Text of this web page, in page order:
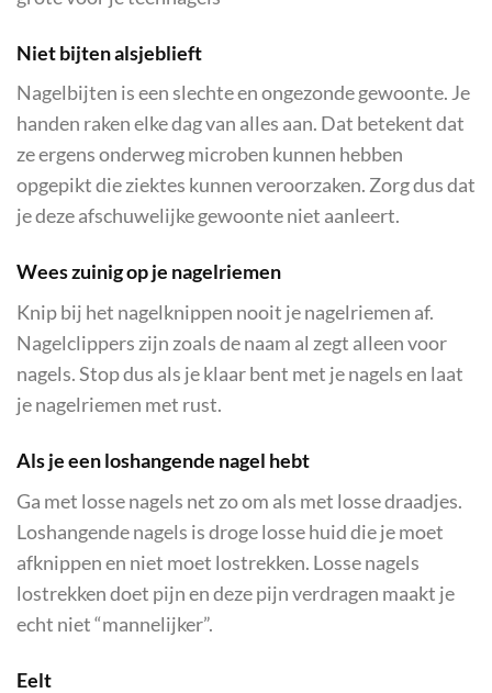
Niet bijten alsjeblieft
Nagelbijten is een slechte en ongezonde gewoonte. Je
handen raken elke dag van alles aan. Dat betekent dat
ze ergens onderweg microben kunnen hebben
opgepikt die ziektes kunnen veroorzaken. Zorg dus dat
je deze afschuwelijke gewoonte niet aanleert.
Wees zuinig op je nagelriemen
Knip bij het nagelknippen nooit je nagelriemen af.
Nagelclippers zijn zoals de naam al zegt alleen voor
nagels. Stop dus als je klaar bent met je nagels en laat
je nagelriemen met rust.
Als je een loshangende nagel hebt
Ga met losse nagels net zo om als met losse draadjes.
Loshangende nagels is droge losse huid die je moet
afknippen en niet moet lostrekken. Losse nagels
lostrekken doet pijn en deze pijn verdragen maakt je
echt niet “mannelijker”.
Eelt